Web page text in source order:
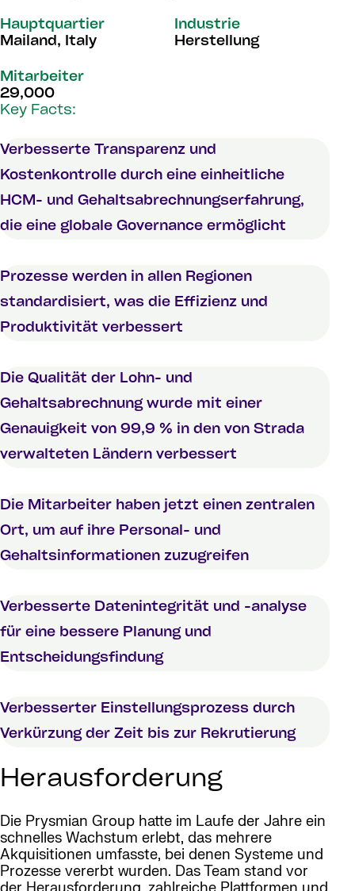
Hauptquartier
Mailand, Italy
Industrie
Herstellung
Mitarbeiter
29,000
Key Facts:
Verbesserte Transparenz und
Kostenkontrolle durch eine einheitliche
HCM- und Gehaltsabrechnungserfahrung,
die eine globale Governance ermöglicht
Prozesse werden in allen Regionen
standardisiert, was die Effizienz und
Produktivität verbessert
Die Qualität der Lohn- und
Gehaltsabrechnung wurde mit einer
Genauigkeit von 99,9 % in den von Strada
verwalteten Ländern verbessert
Die Mitarbeiter haben jetzt einen zentralen
Ort, um auf ihre Personal- und
Gehaltsinformationen zuzugreifen
Verbesserte Datenintegrität und -analyse
für eine bessere Planung und
Entscheidungsfindung
Verbesserter Einstellungsprozess durch
Verkürzung der Zeit bis zur Rekrutierung
Herausforderung
Die Prysmian Group hatte im Laufe der Jahre ein
schnelles Wachstum erlebt, das mehrere
Akquisitionen umfasste, bei denen Systeme und
Prozesse vererbt wurden. Das Team stand vor